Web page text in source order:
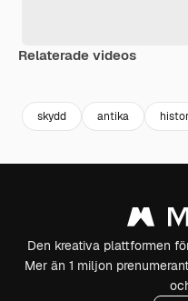
Relaterade videos
skydd antika
Den kreativa plattformen
Mer än 1 miljon